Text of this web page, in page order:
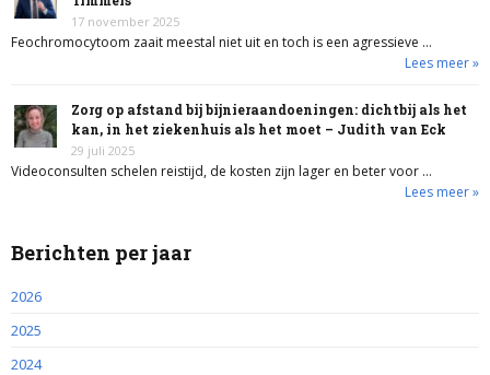
17 november 2025
Feochromocytoom zaait meestal niet uit en toch is een agressieve …
Lees meer »
Zorg op afstand bij bijnieraandoeningen: dichtbij als het
kan, in het ziekenhuis als het moet – Judith van Eck
29 juli 2025
Videoconsulten schelen reistijd, de kosten zijn lager en beter voor …
Lees meer »
Berichten per jaar
2026
2025
2024